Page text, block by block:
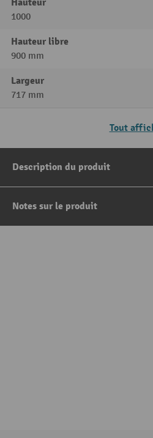
Hauteur
1000
Hauteur libre
900 mm
Largeur
717 mm
Tout
Description du produit
Notes sur le produit